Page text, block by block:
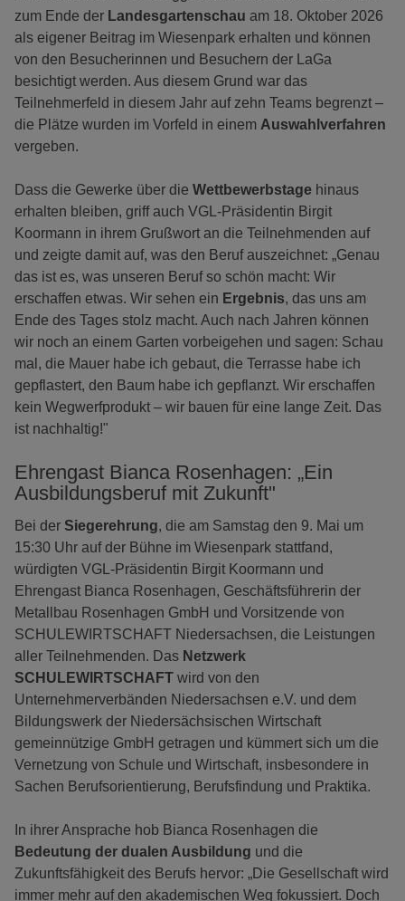
zum Ende der Landesgartenschau am 18. Oktober 2026
als eigener Beitrag im Wiesenpark erhalten und können
von den Besucherinnen und Besuchern der LaGa
besichtigt werden. Aus diesem Grund war das
Teilnehmerfeld in diesem Jahr auf zehn Teams begrenzt –
die Plätze wurden im Vorfeld in einem Auswahlverfahren
vergeben.
Dass die Gewerke über die Wettbewerbstage hinaus
erhalten bleiben, griff auch VGL-Präsidentin Birgit
Koormann in ihrem Grußwort an die Teilnehmenden auf
und zeigte damit auf, was den Beruf auszeichnet: „Genau
das ist es, was unseren Beruf so schön macht: Wir
erschaffen etwas. Wir sehen ein Ergebnis, das uns am
Ende des Tages stolz macht. Auch nach Jahren können
wir noch an einem Garten vorbeigehen und sagen: Schau
mal, die Mauer habe ich gebaut, die Terrasse habe ich
gepflastert, den Baum habe ich gepflanzt. Wir erschaffen
kein Wegwerfprodukt – wir bauen für eine lange Zeit. Das
ist nachhaltig!"
Ehrengast Bianca Rosenhagen: „Ein
Ausbildungsberuf mit Zukunft"
Bei der Siegerehrung, die am Samstag den 9. Mai um
15:30 Uhr auf der Bühne im Wiesenpark stattfand,
würdigten VGL-Präsidentin Birgit Koormann und
Ehrengast Bianca Rosenhagen, Geschäftsführerin der
Metallbau Rosenhagen GmbH und Vorsitzende von
SCHULEWIRTSCHAFT Niedersachsen, die Leistungen
aller Teilnehmenden. Das Netzwerk
SCHULEWIRTSCHAFT wird von den
Unternehmerverbänden Niedersachsen e.V. und dem
Bildungswerk der Niedersächsischen Wirtschaft
gemeinnützige GmbH getragen und kümmert sich um die
Vernetzung von Schule und Wirtschaft, insbesondere in
Sachen Berufsorientierung, Berufsfindung und Praktika.
In ihrer Ansprache hob Bianca Rosenhagen die
Bedeutung der dualen Ausbildung und die
Zukunftsfähigkeit des Berufs hervor: „Die Gesellschaft wird
immer mehr auf den akademischen Weg fokussiert. Doch